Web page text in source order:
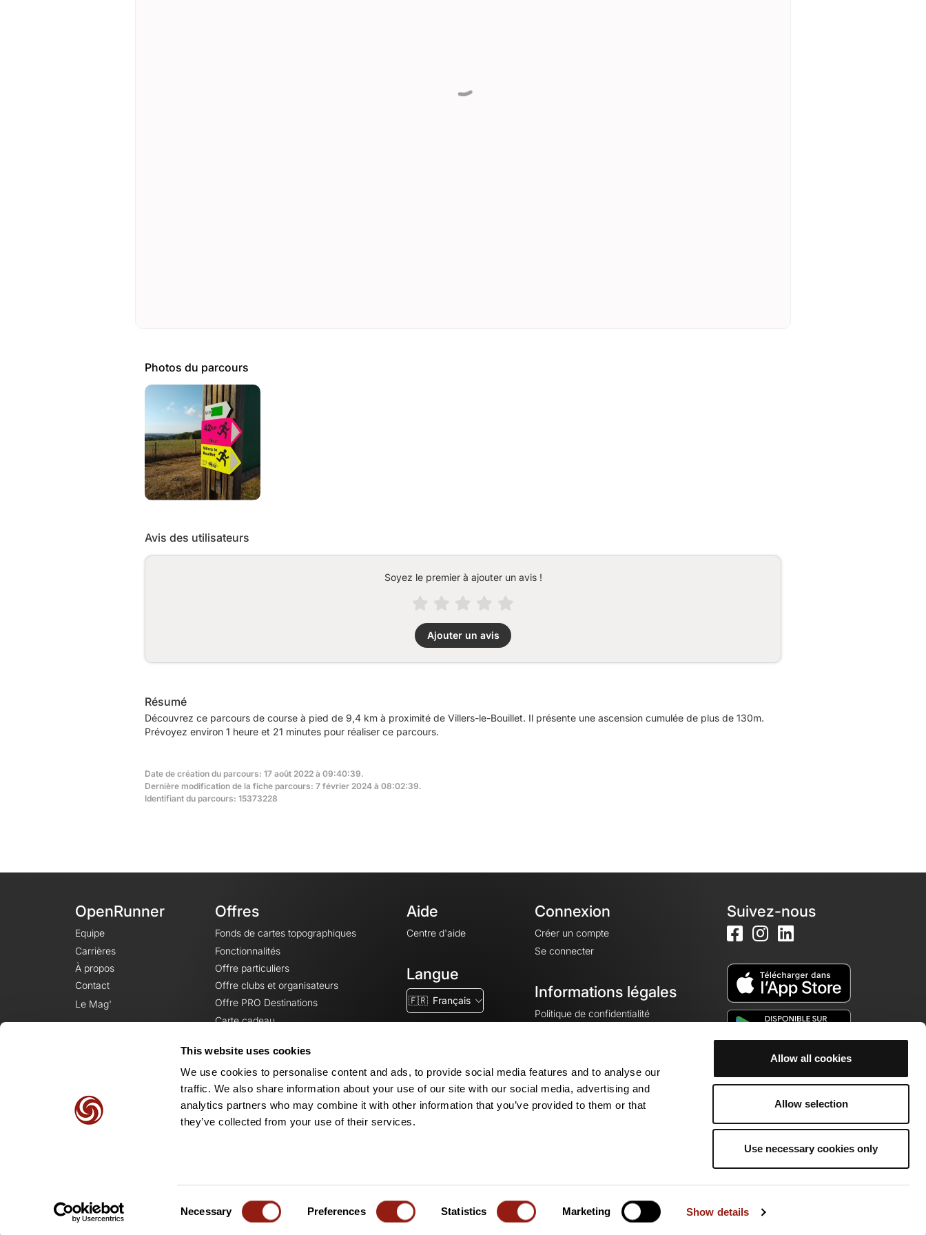
This website uses cookies
We use cookies to personalise content and ads, to provide social media features and to analyse our
traffic. We also share information about your use of our site with our social media, advertising and
analytics partners who may combine it with other information that you’ve provided to them or that
they’ve collected from your use of their services.
Necessary Preferences Statistics Marketing Show details
Allow all cookies
Allow selection
Use necessary cookies only
Photos du parcours
Avis des utilisateurs
Soyez le premier à ajouter un avis !
Ajouter un avis
Résumé
Découvrez ce parcours de course à pied de 9,4 km à proximité de Villers-le-Bouillet. Il présente une ascension cumulée de plus de 130m.
Prévoyez environ 1 heure et 21 minutes pour réaliser ce parcours.
Date de création du parcours: 17 août 2022 à 09:40:39.
Dernière modification de la fiche parcours: 7 février 2024 à 08:02:39.
Identifiant du parcours: 15373228
OpenRunner
Equipe
Carrières
À propos
Contact
Le Mag'
Offres
Fonds de cartes topographiques
Fonctionnalités
Offre particuliers
Offre clubs et organisateurs
Offre PRO Destinations
Carte cadeau
Aide
Centre d'aide
Langue
🇫🇷 Français
Connexion
Créer un compte
Se connecter
Informations légales
Politique de confidentialité
Mentions légales
Paramètres des cookies
Suivez-nous
Créez un compte et rejoignez la communauté de passionnés !